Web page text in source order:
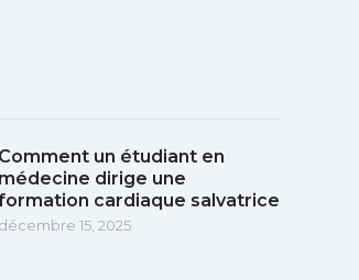
Comment un étudiant en
médecine dirige une
cardiaque salvatrice
décembre 15, 2025